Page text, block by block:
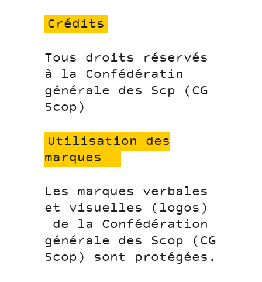
Crédits
Tous droits réservés
à la Confédératin
générale des Scp (CG
Scop)
Utilisation des
marques
Les marques verbales
et visuelles (logos)
de la Confédération
générale des Scop (CG
Scop) sont protégées.